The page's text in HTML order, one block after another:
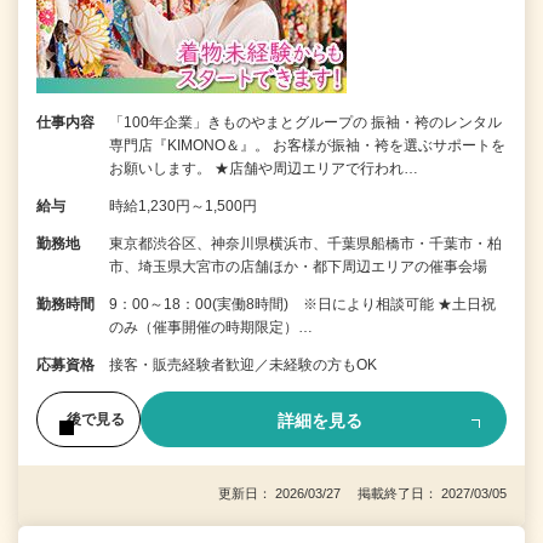
仕事内容
「100年企業」きものやまとグループの 振袖・袴のレンタル
専門店『KIMONO＆』。 お客様が振袖・袴を選ぶサポートを
お願いします。 ★店舗や周辺エリアで行われ…
給与 時給1,230円～1,500円
勤務地
東京都渋谷区、神奈川県横浜市、千葉県船橋市・千葉市・柏
市、埼玉県大宮市の店舗ほか・都下周辺エリアの催事会場
勤務時間
9：00～18：00(実働8時間) ※日により相談可能 ★土日祝
のみ（催事開催の時期限定）…
応募資格 接客・販売経験者歓迎／未経験の方もOK
後で見る 詳細を見る
更新日： 2026/03/27 掲載終了日： 2027/03/05